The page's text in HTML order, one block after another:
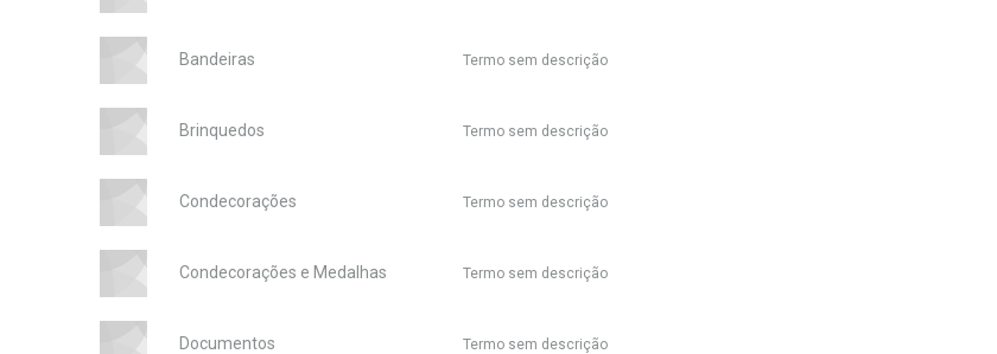
Bandeiras Termo sem descrição
Brinquedos Termo sem descrição
Condecorações Termo sem descrição
Condecorações e Medalhas Termo sem descrição
Documentos Termo sem descrição